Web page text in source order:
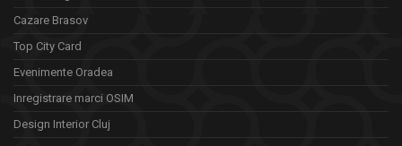
Cazare Brasov
Top City Card
Evenimente Oradea
Inregistrare marci OSIM
Design Interior Cluj